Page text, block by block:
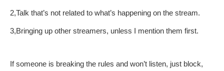
2,Talk that’s not related to what’s happening on the stream.
3,Bringing up other streamers, unless I mention them first.
If someone is breaking the rules and won’t listen, just block,